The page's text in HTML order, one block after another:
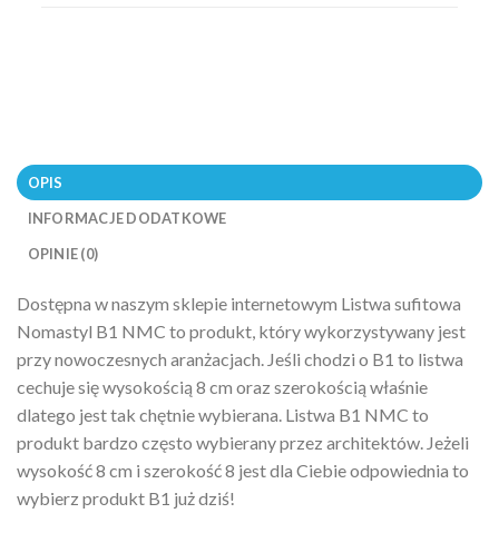
OPIS
INFORMACJE DODATKOWE
OPINIE (0)
Dostępna w naszym sklepie internetowym Listwa sufitowa
Nomastyl B1 NMC to produkt, który wykorzystywany jest
przy nowoczesnych aranżacjach. Jeśli chodzi o B1 to listwa
cechuje się wysokością 8 cm oraz szerokością właśnie
dlatego jest tak chętnie wybierana. Listwa B1 NMC to
produkt bardzo często wybierany przez architektów. Jeżeli
wysokość 8 cm i szerokość 8 jest dla Ciebie odpowiednia to
wybierz produkt B1 już dziś!